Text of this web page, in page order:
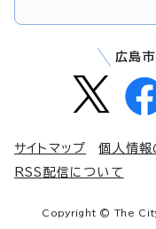
広島
サイトマップ 個人情報
RSS配信について
Copyright © The